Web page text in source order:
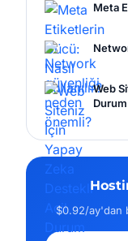
Meta
Web
Durum
$0.92/ay'dan